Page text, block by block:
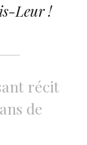
Leur !
récit
de